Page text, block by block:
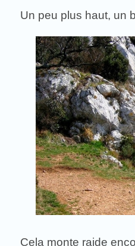
Un peu plus haut, un
Cela monte raide